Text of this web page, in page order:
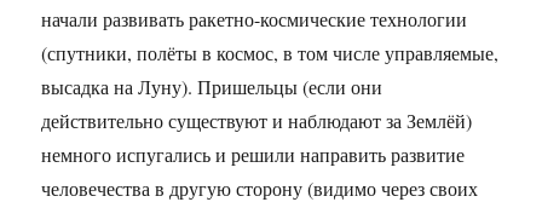
начали развивать ракетно-космические технологии
(спутники, полёты в космос, в том числе управляемые,
высадка на Луну). Пришельцы (если они
действительно существуют и наблюдают за Землёй)
немного испугались и решили направить развитие
человечества в другую сторону (видимо через своих